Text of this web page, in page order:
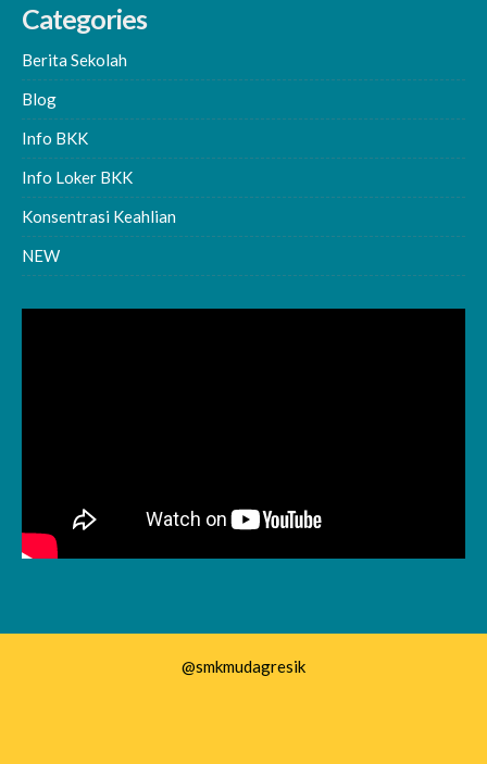
Categories
Berita Sekolah
Blog
Info BKK
Info Loker BKK
Konsentrasi Keahlian
NEW
@smkmudagresik